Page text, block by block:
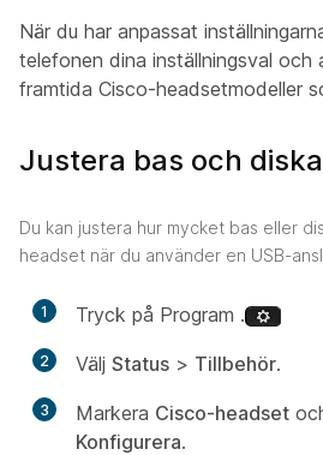
När du har anpassat
telefonen dina inställningsval och
framtida Cisco-headsetmodeller
Justera bas och
Du kan justera hur mycket bas eller
headset när du använder en USB-
1 Tryck på Program .
2 Välj Status > Tillbehör.
3 Markera Cisco-headset
Konfigurera.